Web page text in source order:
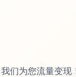
们为您流量变现